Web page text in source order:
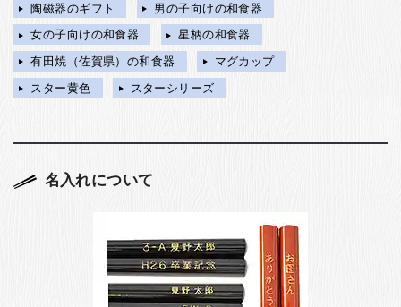
陶磁器のギフト
男の子向けの和食器
女の子向けの和食器
星柄の和食器
有田焼（佐賀県）の和食器
マグカップ
スター黄色
スターシリーズ
名入れについて